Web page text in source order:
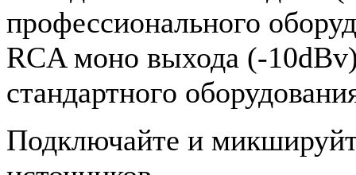
профессионального
RCA моно выхода (-
стандартного
Подключайте и